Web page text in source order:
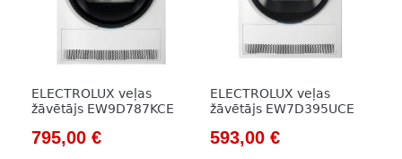
ELECTROLUX veļas
žāvētājs EW9D787KCE
Original
795,00 €Current
ELECTROLUX veļas
žāvētājs EW7D395UCE
Original
593,00 €Current